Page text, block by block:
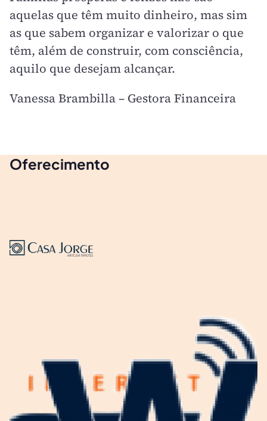
aquelas que têm muito dinheiro, mas sim
as que sabem organizar e valorizar o que
têm, além de construir, com consciência,
aquilo que desejam alcançar.
Vanessa Brambilla – Gestora Financeira
Oferecimento